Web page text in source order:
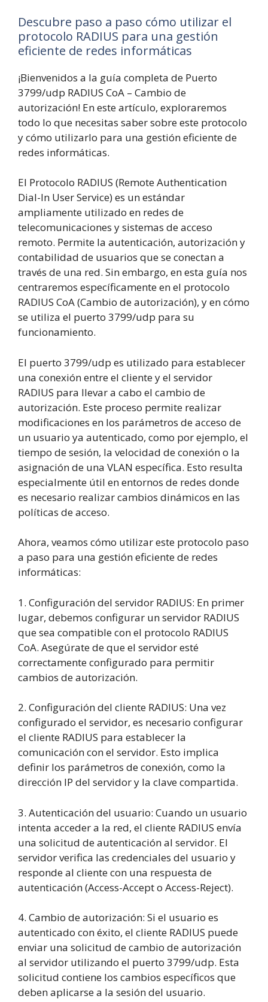
Descubre paso a paso cómo utilizar el
protocolo RADIUS para una gestión
eficiente de redes informáticas
¡Bienvenidos a la guía completa de Puerto
3799/udp RADIUS CoA – Cambio de
autorización! En este artículo, exploraremos
todo lo que necesitas saber sobre este protocolo
y cómo utilizarlo para una gestión eficiente de
redes informáticas.
El Protocolo RADIUS (Remote Authentication
Dial-In User Service) es un estándar
ampliamente utilizado en redes de
telecomunicaciones y sistemas de acceso
remoto. Permite la autenticación, autorización y
contabilidad de usuarios que se conectan a
través de una red. Sin embargo, en esta guía nos
centraremos específicamente en el protocolo
RADIUS CoA (Cambio de autorización), y en cómo
se utiliza el puerto 3799/udp para su
funcionamiento.
El puerto 3799/udp es utilizado para establecer
una conexión entre el cliente y el servidor
RADIUS para llevar a cabo el cambio de
autorización. Este proceso permite realizar
modificaciones en los parámetros de acceso de
un usuario ya autenticado, como por ejemplo, el
tiempo de sesión, la velocidad de conexión o la
asignación de una VLAN específica. Esto resulta
especialmente útil en entornos de redes donde
es necesario realizar cambios dinámicos en las
políticas de acceso.
Ahora, veamos cómo utilizar este protocolo paso
a paso para una gestión eficiente de redes
informáticas:
1. Configuración del servidor RADIUS: En primer
lugar, debemos configurar un servidor RADIUS
que sea compatible con el protocolo RADIUS
CoA. Asegúrate de que el servidor esté
correctamente configurado para permitir
cambios de autorización.
2. Configuración del cliente RADIUS: Una vez
configurado el servidor, es necesario configurar
el cliente RADIUS para establecer la
comunicación con el servidor. Esto implica
definir los parámetros de conexión, como la
dirección IP del servidor y la clave compartida.
3. Autenticación del usuario: Cuando un usuario
intenta acceder a la red, el cliente RADIUS envía
una solicitud de autenticación al servidor. El
servidor verifica las credenciales del usuario y
responde al cliente con una respuesta de
autenticación (Access-Accept o Access-Reject).
4. Cambio de autorización: Si el usuario es
autenticado con éxito, el cliente RADIUS puede
enviar una solicitud de cambio de autorización
al servidor utilizando el puerto 3799/udp. Esta
solicitud contiene los cambios específicos que
deben aplicarse a la sesión del usuario.